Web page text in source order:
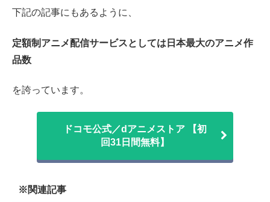
下記の記事にもあるように、
定額制アニメ配信サービスとしては日本最大のアニメ作
品数
を誇っています。
ドコモ公式／dアニメストア 【初
回31日間無料】
※関連記事